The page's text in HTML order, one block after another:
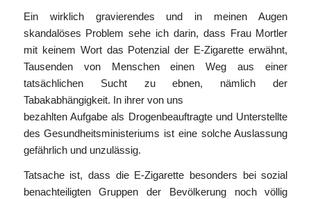
Ein wirklich gravierendes und in meinen Augen
skandalöses Problem sehe ich darin, dass Frau Mortler
mit keinem Wort das Potenzial der E-Zigarette erwähnt,
Tausenden von Menschen einen Weg aus einer
tatsächlichen Sucht zu ebnen, nämlich der
Tabakabhängigkeit. In ihrer von uns
bezahlten Aufgabe als Drogenbeauftragte und Unterstellte
des Gesundheitsministeriums ist eine solche Auslassung
gefährlich und unzulässig.
Tatsache ist, dass die E-Zigarette besonders bei sozial
benachteiligten Gruppen der Bevölkerung noch völlig